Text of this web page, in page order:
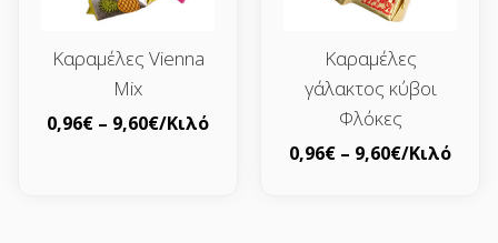
Καραμέλες Vienna
Mix
0,96€ – 9,60€/Κιλό
Καραμέλες
γάλακτος κύβοι
Φλόκες
0,96€ – 9,60€/Κιλό